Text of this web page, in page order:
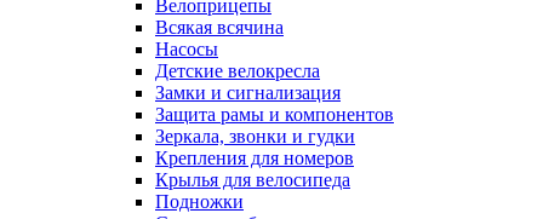
Велоприцепы
Всякая всячина
Насосы
Детские велокресла
Замки и сигнализация
Защита рамы и компонентов
Зеркала, звонки и гудки
Крепления для номеров
Крылья для велосипеда
Подножки